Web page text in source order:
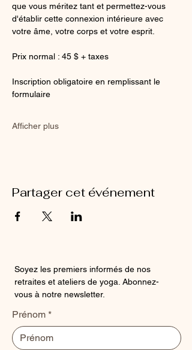
que vous méritez tant et permettez-vous
d'établir cette connexion intérieure avec
votre âme, votre corps et votre esprit.
Prix normal : 45 $ + taxes
Inscription obligatoire en remplissant le
formulaire
Afficher plus
Partager cet événement
Soyez les premiers informés de nos
retraites et ateliers de yoga. Abonnez-
vous à notre newsletter.
Prénom *